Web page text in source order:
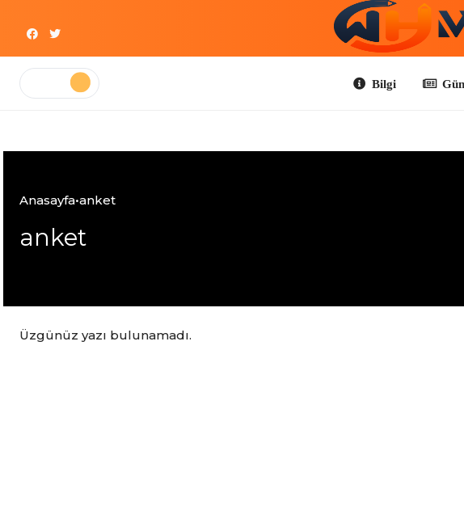
content
Bilgi Gündem
Anasayfa•anket
anket
Üzgünüz yazı bulunamadı.